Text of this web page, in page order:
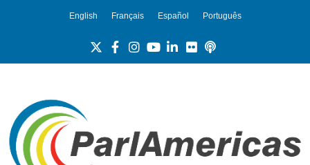
English Français Español Português